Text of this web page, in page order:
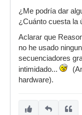
¿Me podría dar
¿Cuánto cuesta la
Aclarar que
no he usado
secuenciadores
intimidado...
hardware).